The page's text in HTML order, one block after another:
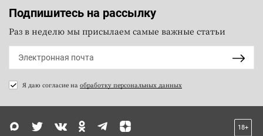
Подпишитесь на рассылку
Раз в неделю мы присылаем самые важные статьи
Я даю согласие на обработку персональных данных
18+